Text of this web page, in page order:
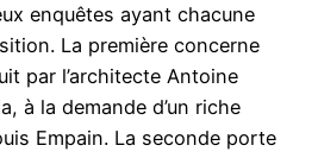
enquêtes ayant chacune
La première concerne
par l’architecte Antoine
à la demande d’un riche
Empain. La seconde porte